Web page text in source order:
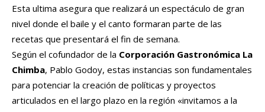
Esta ultima asegura que realizará un espectáculo de gran
nivel donde el baile y el canto formaran parte de las
recetas que presentará el fin de semana.
Según el cofundador de la Corporación Gastronómica La
Chimba, Pablo Godoy, estas instancias son fundamentales
para potenciar la creación de políticas y proyectos
articulados en el largo plazo en la región «invitamos a la